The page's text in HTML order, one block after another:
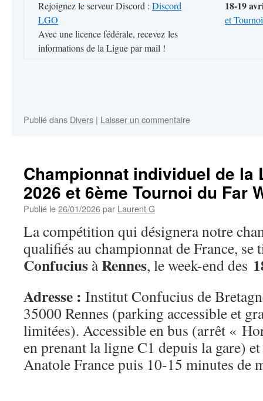
Rejoignez le serveur Discord : Discord
LGO
Avec une licence fédérale, recevez les
informations de la Ligue par mail !
18-19
et
Publié dans Divers | Laisser un commentaire
Championnat individuel de la
2026 et 6ème Tournoi du Far
Publié le26/01/2026par Laurent G
La compétition qui désignera notre
qualifiés au championnat de France, se
Confucius àRennes, le week-end des
Adresse : Institut Confucius de
35000 Rennes (parking accessible et
limitées). Accessible en bus (arrêt «
en prenant la ligne C1 depuis la gare)
Anatole France puis 10-15 minutes de